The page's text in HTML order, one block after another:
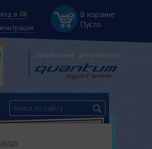
в ЛК
В корзине
Пусто